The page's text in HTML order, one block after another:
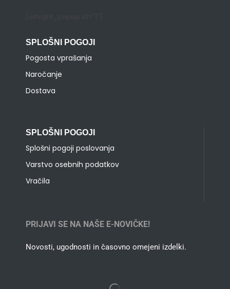
SPLOŠNI POGOJI
Pogosta vprašanja
Naročanje
Dostava
SPLOŠNI POGOJI
Splošni pogoji poslovanja
Varstvo osebnih podatkov
Vračila
PRIJAVI SE NA NAŠE E-NOVIČKE!
Novosti, ugodnosti in časovno omejeni izdelki.